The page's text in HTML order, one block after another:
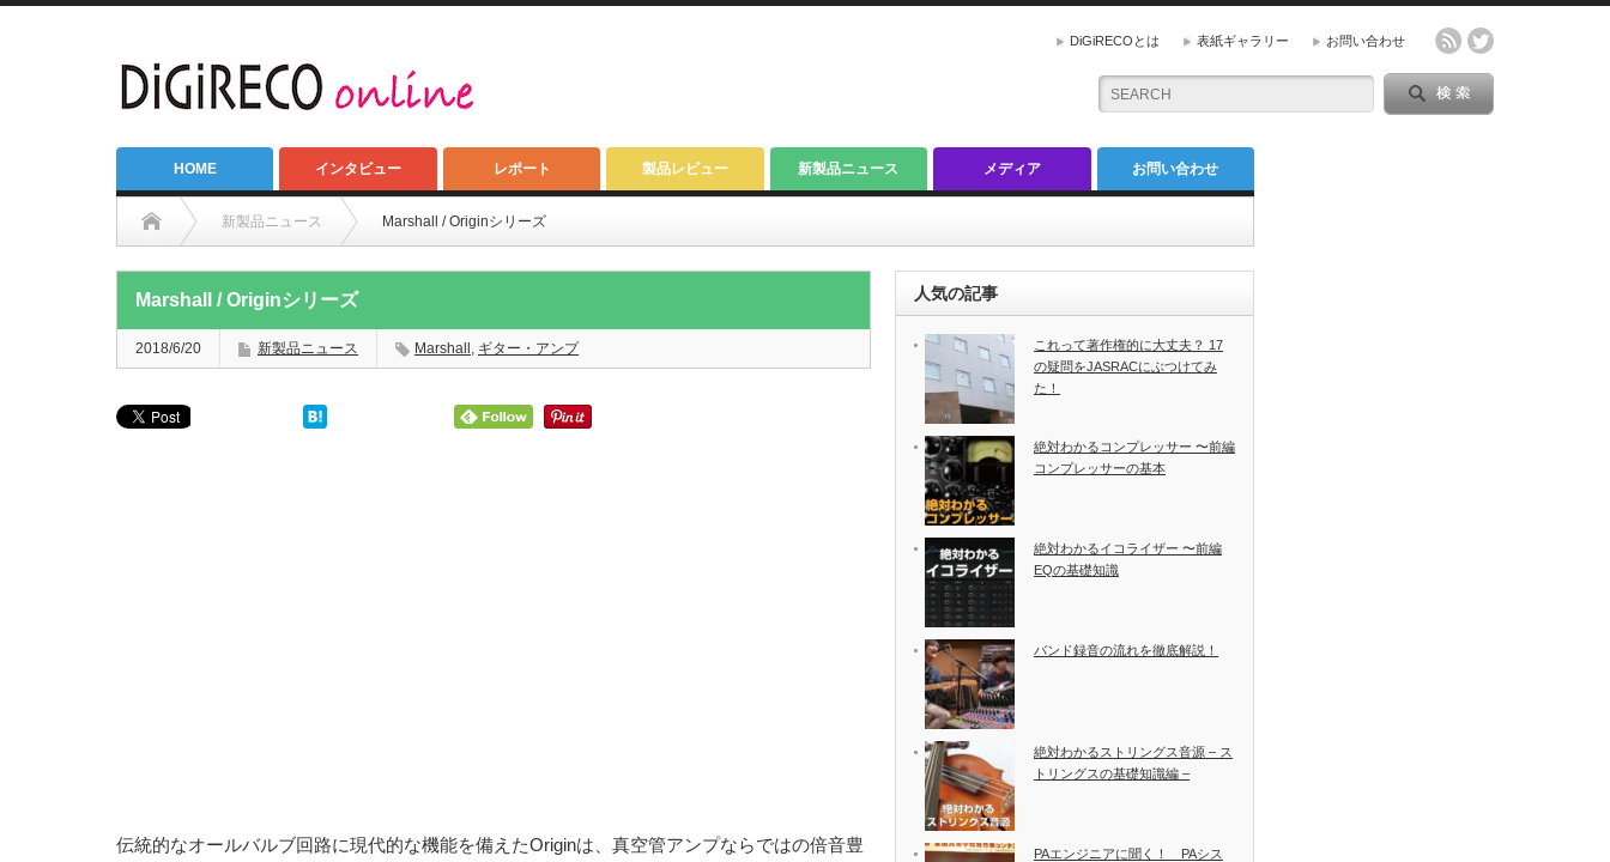
DiGiRECOとは 表紙ギャラリー お問い合わせ
HOME インタビュー レポート 製品レビュー 新製品ニュース メディア お問い合わせ
新製品ニュース Marshall / Originシリーズ
Marshall / Originシリーズ
2018/6/20 新製品ニュース Marshall , ギター・アンプ
伝統的なオールバルブ回路に現代的な機能を備えたOriginは、真空管アンプならではの倍音豊
人気の記事
これって著作権的に大丈夫？ 17
の疑問をJASRACにぶつけてみ
た！
絶対わかるコンプレッサー 〜前編
コンプレッサーの基本
絶対わかるイコライザー 〜前編
EQの基礎知識
バンド録音の流れを徹底解説！
絶対わかるストリングス音源 – ス
トリングスの基礎知識編 –
PAエンジニアに聞く！ PAシス